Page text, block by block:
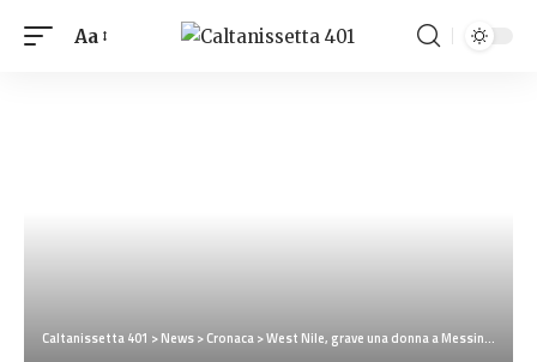
Aa
Caltanissetta 401 >News>Cronaca>West Nile, grave una donna a Messina. Primo caso in Sicilia